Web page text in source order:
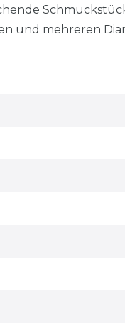
und mehreren